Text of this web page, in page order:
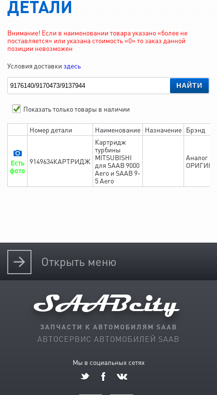
ДЕТАЛИ
Внимание! Если в наименовании товара указано «более не
поставляется» или указана стоимость «0» то заказ данной
позиции невозможен
Условия доставки здесь
НАЙТИ
Показать только товары в наличии
Номер детали Наименование Назначение Брэнд
Есть
фото
9149634КАРТРИДЖ
Картридж
турбины
MITSUBISHI
для SAAB 9000
Aero и SAAB 9-
5 Aero
Аналог
Открыть меню
ЗАПЧАСТИ К АВТОМОБИЛЯМ SAAB
АВТОСЕРВИС АВТОМОБИЛЕЙ SAAB
Мы в социальных сетях